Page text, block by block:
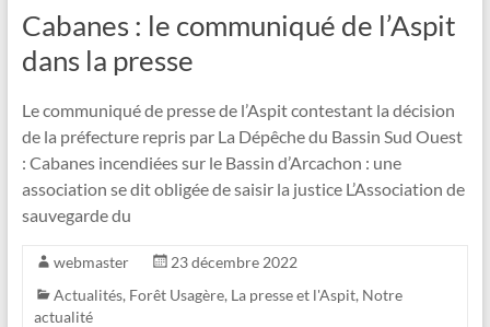
Cabanes : le communiqué de l’Aspit
dans la presse
Le communiqué de presse de l’Aspit contestant la décision
de la préfecture repris par La Dépêche du Bassin Sud Ouest
: Cabanes incendiées sur le Bassin d’Arcachon : une
association se dit obligée de saisir la justice L’Association de
sauvegarde du
webmaster
23 décembre 2022
Actualités, Forêt Usagère, La presse et l'Aspit, Notre
actualité